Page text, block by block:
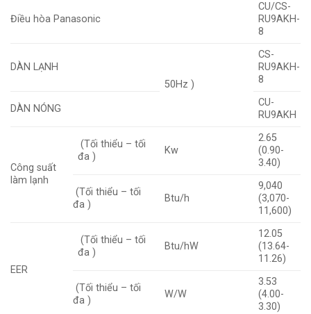
Điều hòa Panasonic
CU/CS-
RU9AKH-
8
DÀN LẠNH
50Hz )
CS-
RU9AKH-
8
DÀN NÓNG
CU-
RU9AKH
Công suất
làm lạnh
(Tối thiểu – tối
đa )
Kw
2.65
(0.90-
3.40)
(Tối thiểu – tối
đa )
Btu/h
9,040
(3,070-
11,600)
EER
(Tối thiểu – tối
đa )
Btu/hW
12.05
(13.64-
11.26)
(Tối thiểu – tối
đa )
W/W
3.53
(4.00-
3.30)